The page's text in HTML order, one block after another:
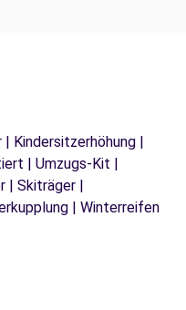
Kindersitzerhöhung |
| Umzugs-Kit |
Skiträger |
| Winterreifen